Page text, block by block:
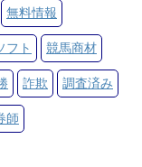
無料情報
フト 競馬商材
詐欺 調査済み
師